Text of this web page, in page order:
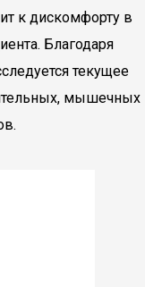
к дискомфорту в
Благодаря
текущее
мышечных